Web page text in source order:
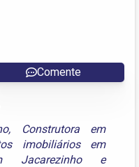
Comente
,
Construtora em
imobiliários em
Jacarezinhoe